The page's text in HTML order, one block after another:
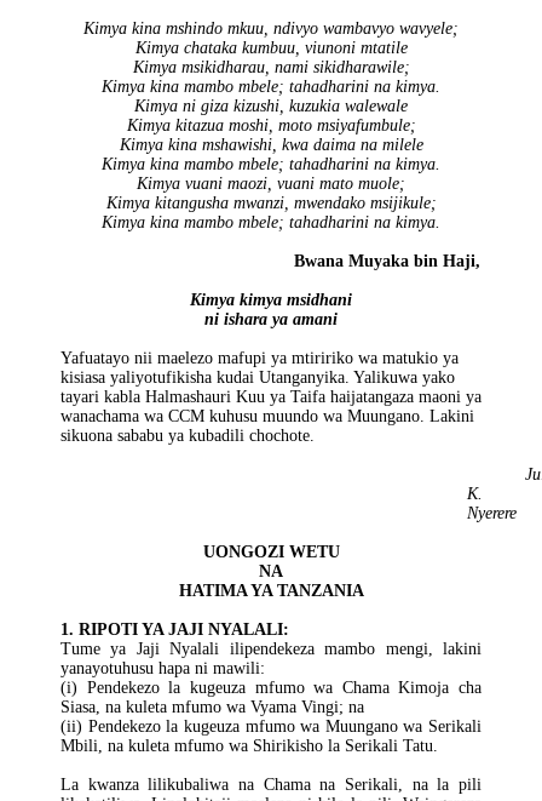
Kimya kina mshindo mkuu, ndivyo wambavyo wavyele;
Kimya chataka kumbuu, viunoni mtatile
Kimya msikidharau, nami sikidharawile;
Kimya kina mambo mbele; tahadharini na kimya.
Kimya ni giza kizushi, kuzukia walewale
Kimya kitazua moshi, moto msiyafumbule;
Kimya kina mshawishi, kwa daima na milele
Kimya kina mambo mbele; tahadharini na kimya.
Kimya vuani maozi, vuani mato muole;
Kimya kitangusha mwanzi, mwendako msijikule;
Kimya kina mambo mbele; tahadharini na kimya.
Bwana Muyaka bin Haji,
Kimya kimya msidhani
ni ishara ya amani
Yafuatayo nii maelezo mafupi ya mtiririko wa matukio ya
kisiasa yaliyotufikisha kudai Utanganyika. Yalikuwa yako
tayari kabla Halmashauri Kuu ya Taifa haijatangaza maoni ya
wanachama wa CCM kuhusu muundo wa Muungano. Lakini
sikuona sababu ya kubadili chochote.
K.
Nyerere
UONGOZI WETU
NA
HATIMA YA TANZANIA
1. RIPOTI YA JAJI NYALALI:
Tume ya Jaji Nyalali ilipendekeza mambo mengi, lakini
yanayotuhusu hapa ni mawili:
(i) Pendekezo la kugeuza mfumo wa Chama Kimoja cha
Siasa, na kuleta mfumo wa Vyama Vingi; na
(ii) Pendekezo la kugeuza mfumo wa Muungano wa Serikali
Mbili, na kuleta mfumo wa Shirikisho la Serikali Tatu.
La kwanza lilikubaliwa na Chama na Serikali, na la pili